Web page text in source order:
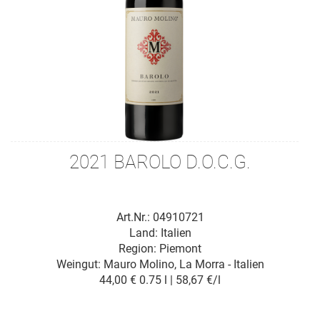
2021 BAROLO D.O.C.G.
Art.Nr.: 04910721
Land: Italien
Weingut: Mauro Molino, La Morra - Italien
Region: Piemont
44,00 € 0.75 l | 58,67 €/l